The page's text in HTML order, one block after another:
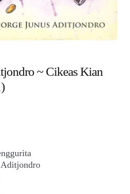
~ Cikeas Kian
Aditjondro